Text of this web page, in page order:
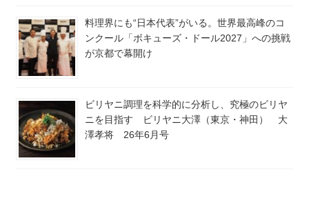
料理界にも“日本代表”がいる。世界最高峰のコ
ンクール「ボキューズ・ドール2027」への挑戦
が京都で幕開け
ビリヤニ調理を科学的に分析し、究極のビリヤ
ニを目指す ビリヤニ大澤（東京・神田） 大
澤孝将 26年6月号